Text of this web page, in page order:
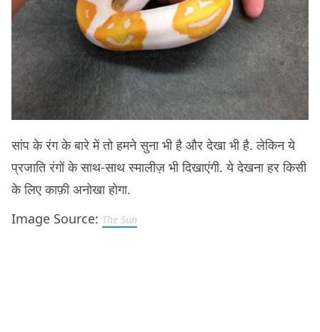
सांप के रंग के बारे में तो हमने सुना भी है और देखा भी है. लेकिन ये
प्रजाति रंगों के साथ-साथ स्मालीज़ भी दिखाएंगी. ये देखना हर किसी
के लिए काफ़ी अनोखा होगा.
Image Source: The Sun